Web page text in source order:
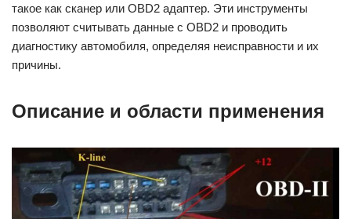
такое как сканер или OBD2 адаптер. Эти инструменты
позволяют считывать данные с OBD2 и проводить
диагностику автомобиля, определяя неисправности и их
причины.
Описание и области применения